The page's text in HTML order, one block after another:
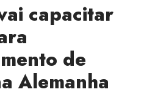
capacitar
de
Alemanha